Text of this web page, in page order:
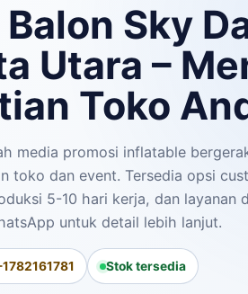
Sky
Utara –
Toko
media promosi inflatable
toko dan event. Tersedia opsi
5-10 hari kerja, dan layanan
untuk detail lebih lanjut.
Stok tersedia